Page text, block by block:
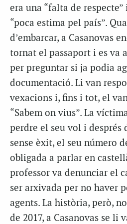
era una “falta de
“poca estima pel país”.
d’embarcar, a Casanovas
tornat el passaport i es va
per preguntar si ja podia
documentació. Li van
vexacions i, fins i tot, el
“Sabem on vius”. La
perdre el seu vol i després
sense èxit, el seu número
obligada a parlar en
professor va denunciar el
ser arxivada per no haver
agents. La història, però,
de 2017, a Casanovas se li